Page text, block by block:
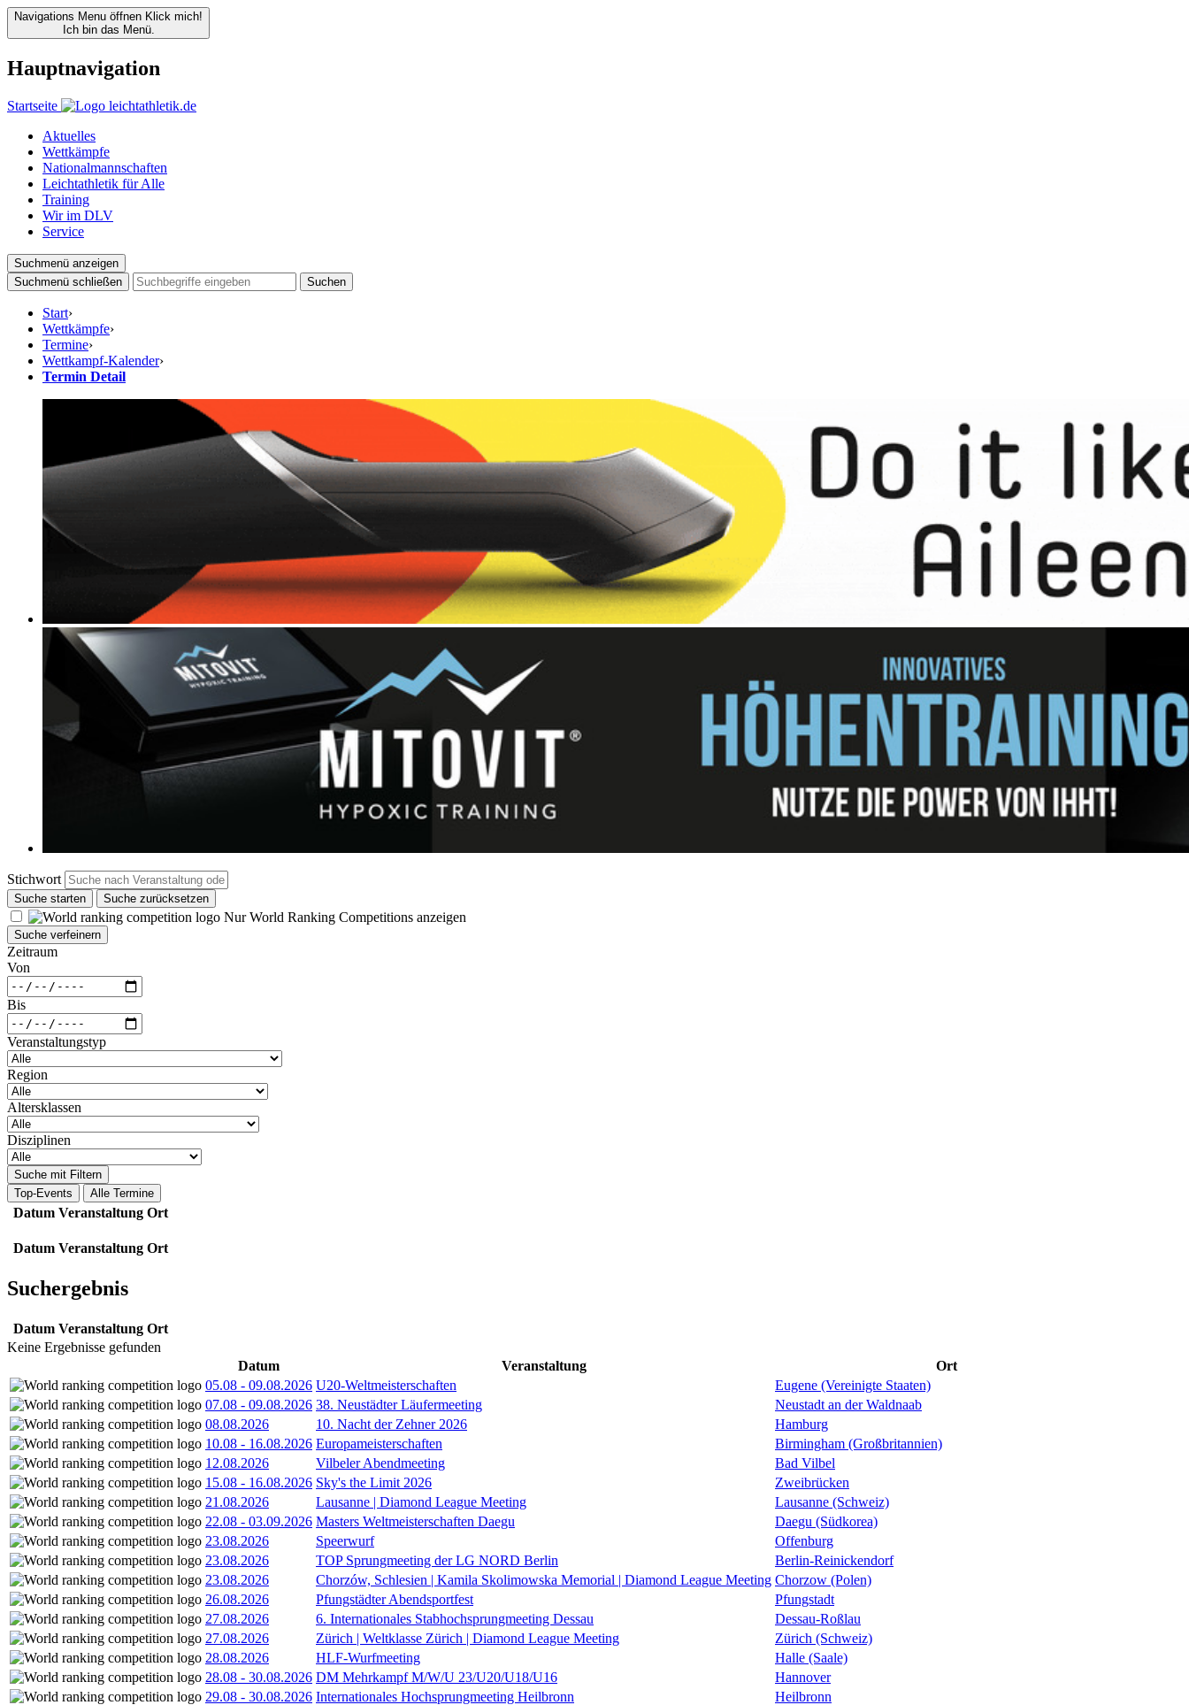
Navigations Menu öffnen Klick mich!
Ich bin das Menü.
Hauptnavigation
Startseite
Aktuelles
Wettkämpfe
Nationalmannschaften
Leichtathletik für Alle
Training
Wir im DLV
Service
Suchmenü anzeigen
Suchmenü schließen
Suchen
Start›
Wettkämpfe›
Termine›
Wettkampf-Kalender›
Termin Detail
Stichwort
Suche starten Suche zurücksetzen
Nur World Ranking Competitions anzeigen
Suche verfeinern
Zeitraum
Von
Bis
Veranstaltungstyp
Region
Altersklassen
Disziplinen
Suche mit Filtern
Top-Events
Alle Termine
Datum Veranstaltung Ort
Datum Veranstaltung Ort
Suchergebnis
Datum Veranstaltung Ort
Keine Ergebnisse gefunden
Datum
Veranstaltung
Ort
05.08 - 09.08.2026 U20-Weltmeisterschaften
Eugene (Vereinigte Staaten)
07.08 - 09.08.2026 38. Neustädter Läufermeeting
Neustadt an der Waldnaab
08.08.2026
10. Nacht der Zehner 2026
Hamburg
10.08 - 16.08.2026 Europameisterschaften
Birmingham (Großbritannien)
12.08.2026
Vilbeler Abendmeeting
Bad Vilbel
15.08 - 16.08.2026 Sky's the Limit 2026
Zweibrücken
21.08.2026
Lausanne | Diamond League Meeting
Lausanne (Schweiz)
22.08 - 03.09.2026 Masters Weltmeisterschaften Daegu
Daegu (Südkorea)
23.08.2026
Speerwurf
Offenburg
23.08.2026
TOP Sprungmeeting der LG NORD Berlin
Berlin-Reinickendorf
23.08.2026
Chorzów, Schlesien | Kamila Skolimowska Memorial | Diamond League Meeting Chorzow (Polen)
26.08.2026
Pfungstädter Abendsportfest
Pfungstadt
27.08.2026
6. Internationales Stabhochsprungmeeting Dessau
Dessau-Roßlau
27.08.2026
Zürich | Weltklasse Zürich | Diamond League Meeting
Zürich (Schweiz)
28.08.2026
HLF-Wurfmeeting
Halle (Saale)
28.08 - 30.08.2026 DM Mehrkampf M/W/U 23/U20/U18/U16
Hannover
29.08 - 30.08.2026 Internationales Hochsprungmeeting Heilbronn
Heilbronn